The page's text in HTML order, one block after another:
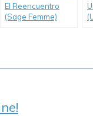
El Reencuentro
(Sage Femme)